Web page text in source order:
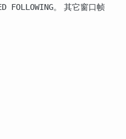
FOLLOWING。 其它窗口帧